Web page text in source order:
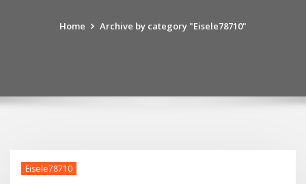
Home Archive by category "Eisele78710"
Eisele78710